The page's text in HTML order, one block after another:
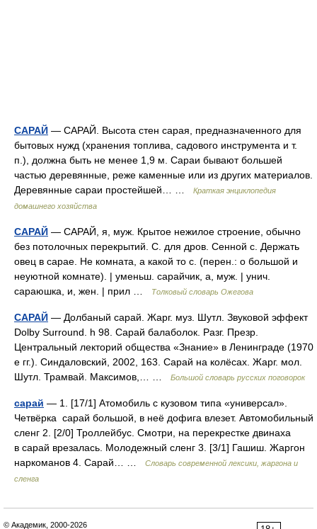
САРАЙ — САРАЙ. Высота стен сарая, предназначенного для
бытовых нужд (хранения топлива, садового инструмента и т.
п.), должна быть не менее 1,9 м. Сараи бывают большей
частью деревянные, реже каменные или из других материалов.
Деревянные сараи простейшей… …
Краткая энциклопедия
домашнего хозяйства
САРАЙ — САРАЙ, я, муж. Крытое нежилое строение, обычно
без потолочных перекрытий. С. для дров. Сенной с. Держать
овец в сарае. Не комната, а какой то с. (перен.: о большой и
неуютной комнате). | уменьш. сарайчик, а, муж. | унич.
сараюшка, и, жен. | прил …
Толковый словарь Ожегова
САРАЙ — Долбаный сарай. Жарг. муз. Шутл. Звуковой эффект
Dolby Surround. h 98. Сарай балаболок. Разг. Презр.
Центральный лекторий общества «Знание» в Ленинграде (1970
е гг.). Синдаловский, 2002, 163. Сарай на колёсах. Жарг. мол.
Шутл. Трамвай. Максимов,… …
Большой словарь русских поговорок
сарай — 1. [17/1] Атомобиль с кузовом типа «универсал».
Четвёрка сарай большой, в неё дофига влезет. Автомобильный
сленг 2. [2/0] Троллейбус. Смотри, на перекрестке двинаха
в сарай врезалась. Молодежный сленг 3. [3/1] Гашиш. Жаргон
наркоманов 4. Сарай… …
Cловарь современной лексики, жаргона и
сленга
© Академик, 2000-2026